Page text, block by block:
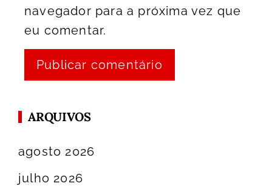
navegador para a próxima vez que
eu comentar.
ARQUIVOS
agosto 2026
julho 2026